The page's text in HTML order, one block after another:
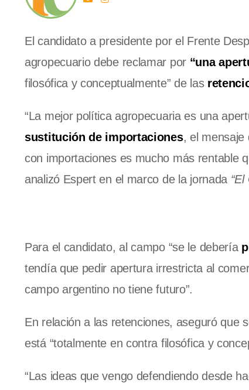
El candidato a presidente por el Frente
agropecuario debe reclamar por “una
filosófica y conceptualmente” de las
“La mejor política agropecuaria es una
sustitución de importaciones, el mensaje
con importaciones es mucho más rentable
analizó Espert en el marco de la jornada
Para el candidato, al campo “se le debería
tendía que pedir apertura irrestricta al
campo argentino no tiene futuro”.
En relación a las retenciones, aseguró que
está “totalmente en contra filosófica y
“Las ideas que vengo defendiendo desde